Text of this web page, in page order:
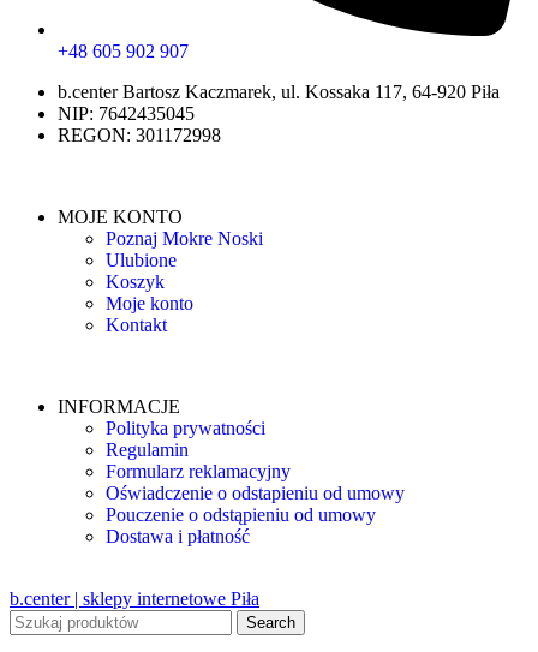
+48 605 902 907
b.center Bartosz Kaczmarek, ul. Kossaka 117, 64-920 Piła
NIP: 7642435045
REGON: 301172998
MOJE KONTO
Poznaj Mokre Noski
Ulubione
Koszyk
Moje konto
Kontakt
INFORMACJE
Polityka prywatności
Regulamin
Formularz reklamacyjny
Oświadczenie o odstapieniu od umowy
Pouczenie o odstąpieniu od umowy
Dostawa i płatność
b.center | sklepy internetowe Piła
Search